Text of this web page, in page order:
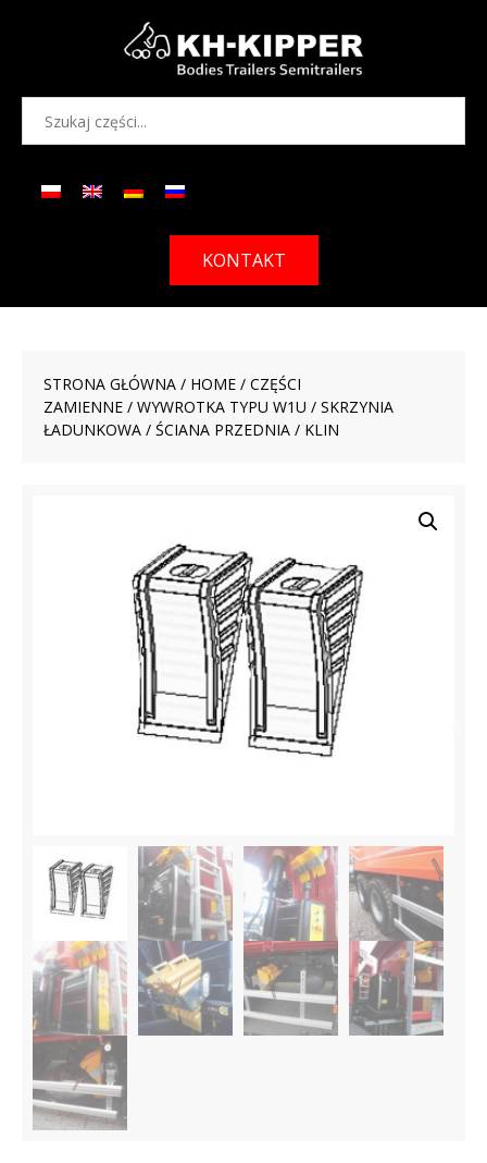
KONTAKT
STRONA GŁÓWNA / HOME / CZĘŚCI
ZAMIENNE / WYWROTKA TYPU W1U / SKRZYNIA
ŁADUNKOWA / ŚCIANA PRZEDNIA / KLIN